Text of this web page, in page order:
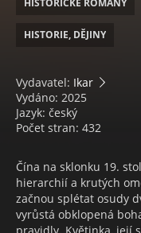
HISTORIE, DĚJINY
Vydavatel: Ikar
Vydáno: 2025
Jazyk: český
Počet stran: 432
Čína na sklonku 19.
hierarchií a krutých
začnou splétat osudy
vyrůstá obklopená
pravidly. Květinka, její